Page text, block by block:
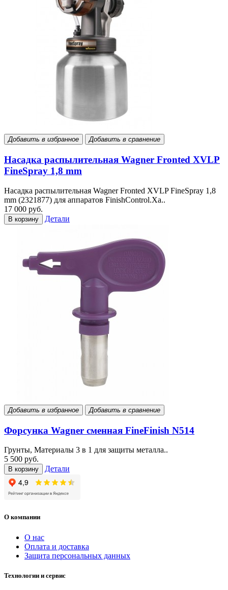
Добавить в избранное Добавить в сравнение
Насадка распылительная Wagner Fronted XVLP
FineSpray 1,8 mm
Насадка распылительная Wagner Fronted XVLP FineSpray 1,8
mm (2321877) для аппаратов FinishControl.Ха..
17 000 руб.
В корзину Детали
Добавить в избранное Добавить в сравнение
Форсунка Wagner сменная FineFinish N514
Грунты, Материалы 3 в 1 для защиты металла..
5 500 руб.
В корзину Детали
О компании
О нас
Оплата и доставка
Защита персональных данных
Технологии и сервис